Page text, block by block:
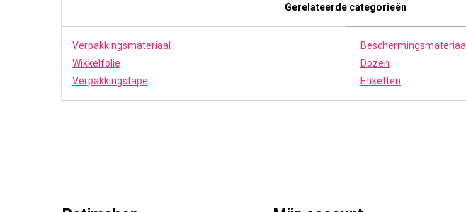
Gerelateerde categorieën
Verpakkingsmateriaal
Wikkelfolie
Verpakkingstape
Beschermingsmateriaal
Dozen
Etiketten